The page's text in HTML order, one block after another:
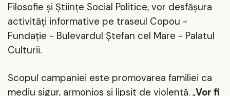
Filosofie şi Ştiinţe Social Politice, vor desfăşura
activităţi informative pe traseul Copou -
Fundaţie - Bulevardul Ştefan cel Mare - Palatul
Culturii.
Scopul campaniei este promovarea familiei ca
mediu sigur, armonios şi lipsit de violenţă. „Vor fi